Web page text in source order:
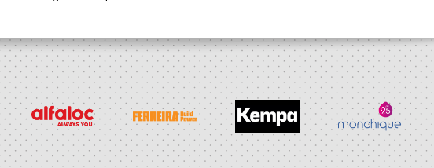
Gestor Seg./Dir.Campo
Of.Mesa Clube